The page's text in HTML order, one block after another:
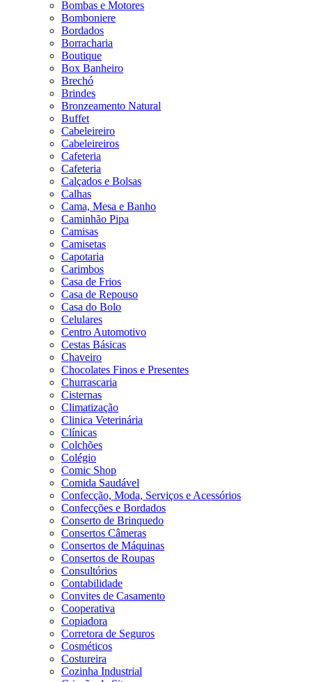
Bombas e Motores
Bomboniere
Bordados
Borracharia
Boutique
Box Banheiro
Brechó
Brindes
Bronzeamento Natural
Buffet
Cabeleireiro
Cabeleireiros
Cafeteria
Cafeteria
Calçados e Bolsas
Calhas
Cama, Mesa e Banho
Caminhão Pipa
Camisas
Camisetas
Capotaria
Carimbos
Casa de Frios
Casa de Repouso
Casa do Bolo
Celulares
Centro Automotivo
Cestas Básicas
Chaveiro
Chocolates Finos e Presentes
Churrascaria
Cisternas
Climatização
Clinica Veterinária
Clínicas
Colchões
Colégio
Comic Shop
Comida Saudável
Confecção, Moda, Serviços e Acessórios
Confecções e Bordados
Conserto de Brinquedo
Consertos Câmeras
Consertos de Máquinas
Consertos de Roupas
Consultórios
Contabilidade
Convites de Casamento
Cooperativa
Copiadora
Corretora de Seguros
Cosméticos
Costureira
Cozinha Industrial